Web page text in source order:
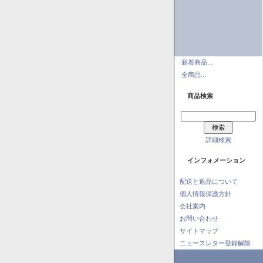
新着商品...
全商品...
商品検索
詳細検索
インフォメーション
配送と返品について
個人情報保護方針
会社案内
お問い合わせ
サイトマップ
ニュースレター登録解除